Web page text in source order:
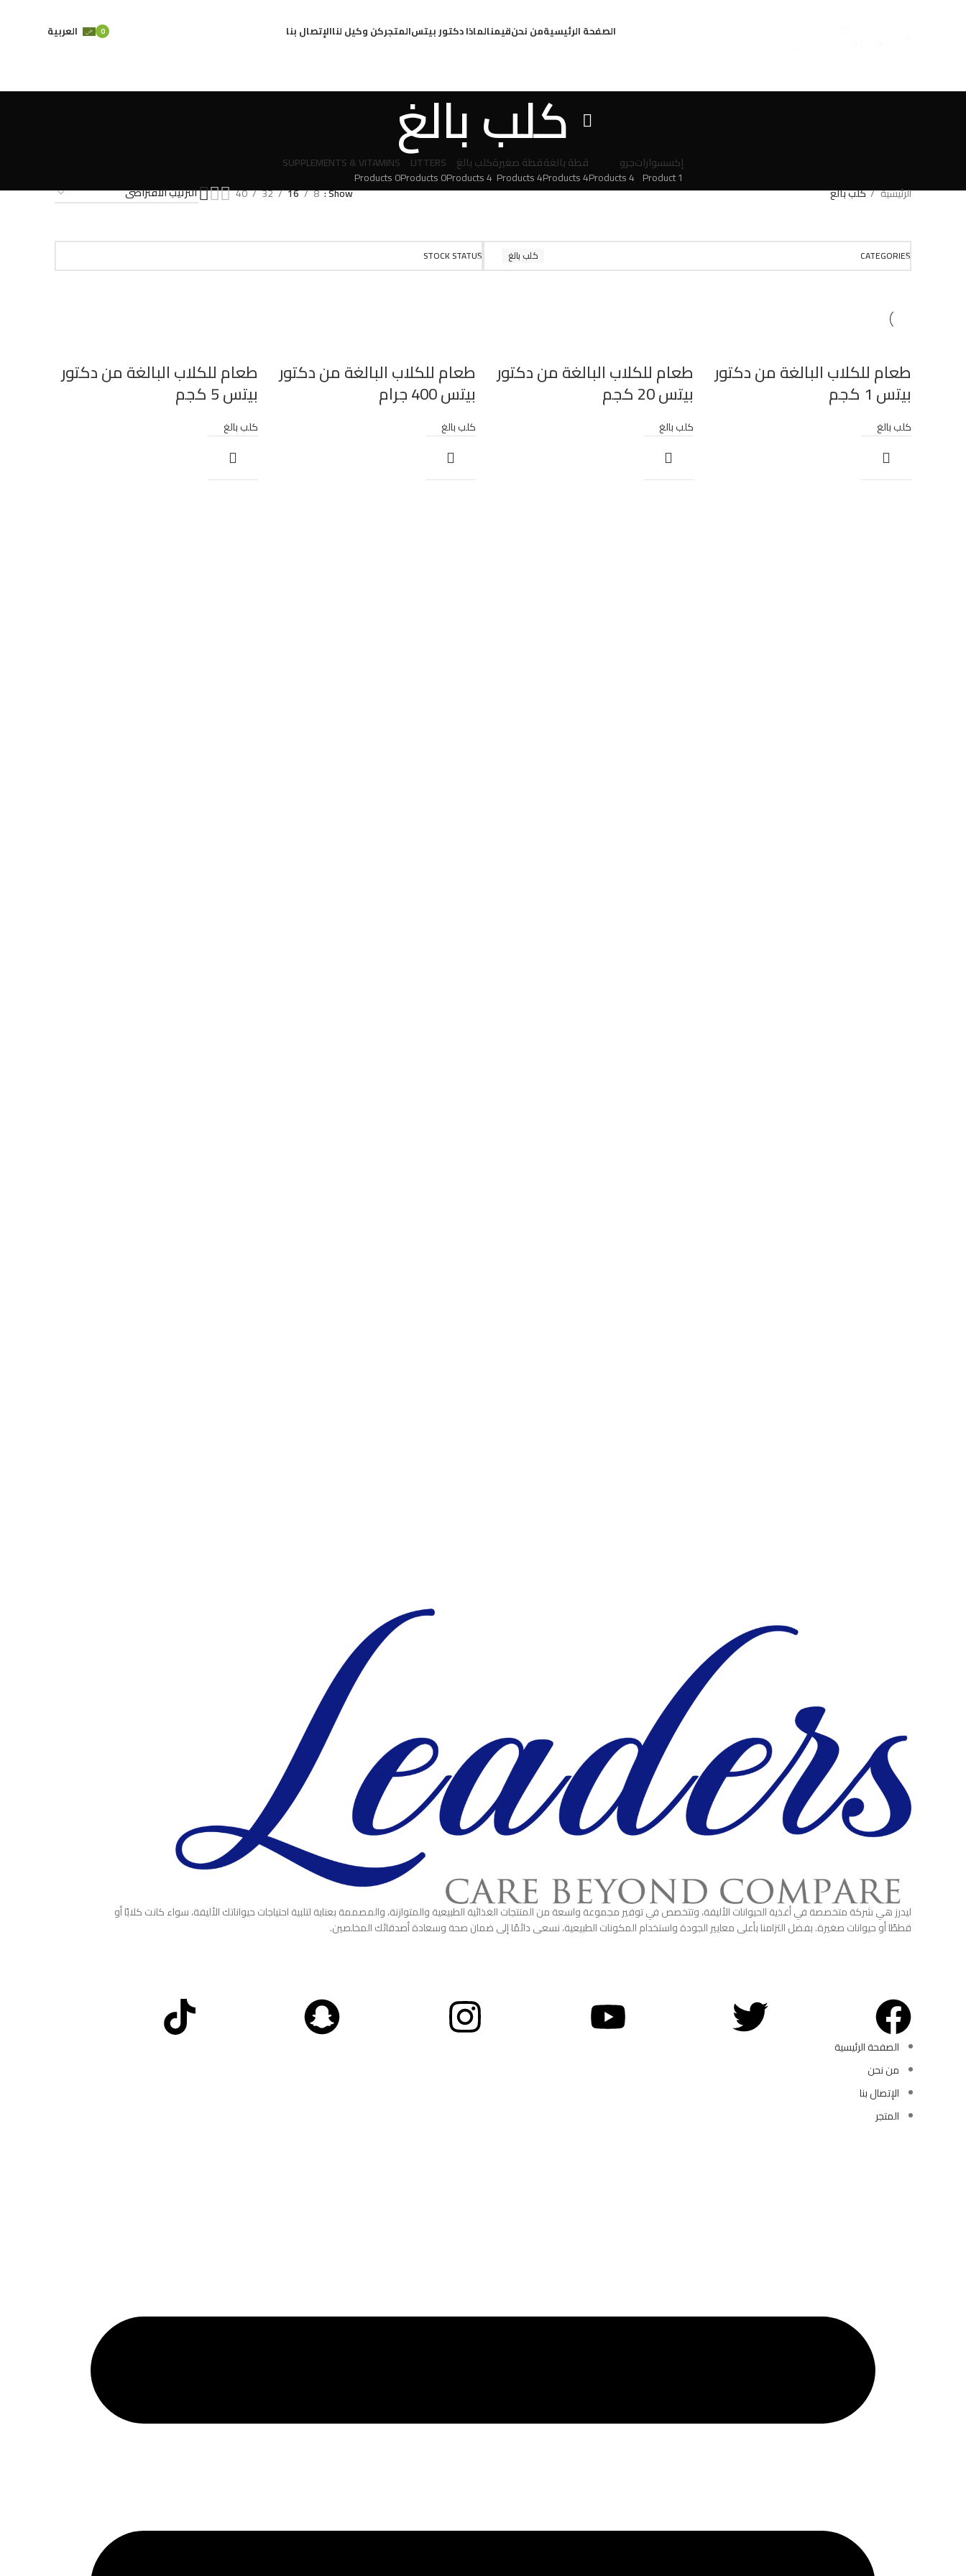
الصفحة الرئيسيةمن نحنقيمنالماذا دكتور بيتسالمتجركن وكيل لناالإتصال بنا 0 العربية
كلب بالغ
إكسسوارات
1 Product
جرو
4 Products
قطة بالغة
4 Products
قطة صغيرة
4 Products
كلب بالغ
4 Products
LITTERS
0 Products
SUPPLEMENTS & VITAMINS
0 Products
الرئيسية
كلب بالغ Show
8
16
32
40
CATEGORIES كلب بالغ STOCK STATUS
طعام للكلاب البالغة من دكتور
بيتس 1 كجم
كلب بالغ
طعام للكلاب البالغة من دكتور
بيتس 20 كجم
كلب بالغ
طعام للكلاب البالغة من دكتور
بيتس 400 جرام
كلب بالغ
طعام للكلاب البالغة من دكتور
بيتس 5 كجم
كلب بالغ
ليدرز هي شركة متخصصة في أغذية الحيوانات الأليفة، وتتخصص في توفير مجموعة واسعة من المنتجات الغذائية الطبيعية والمتوازنة، والمصممة بعناية لتلبية احتياجات حيواناتك الأليفة، سواء كانت كلابًا أو
قططًا أو حيوانات صغيرة. بفضل التزامنا بأعلى معايير الجودة واستخدام المكونات الطبيعية، نسعى دائمًا إلى ضمان صحة وسعادة أصدقائك المخلصين.
الصفحة الرئيسية
من نحن
الإتصال بنا
المتجر